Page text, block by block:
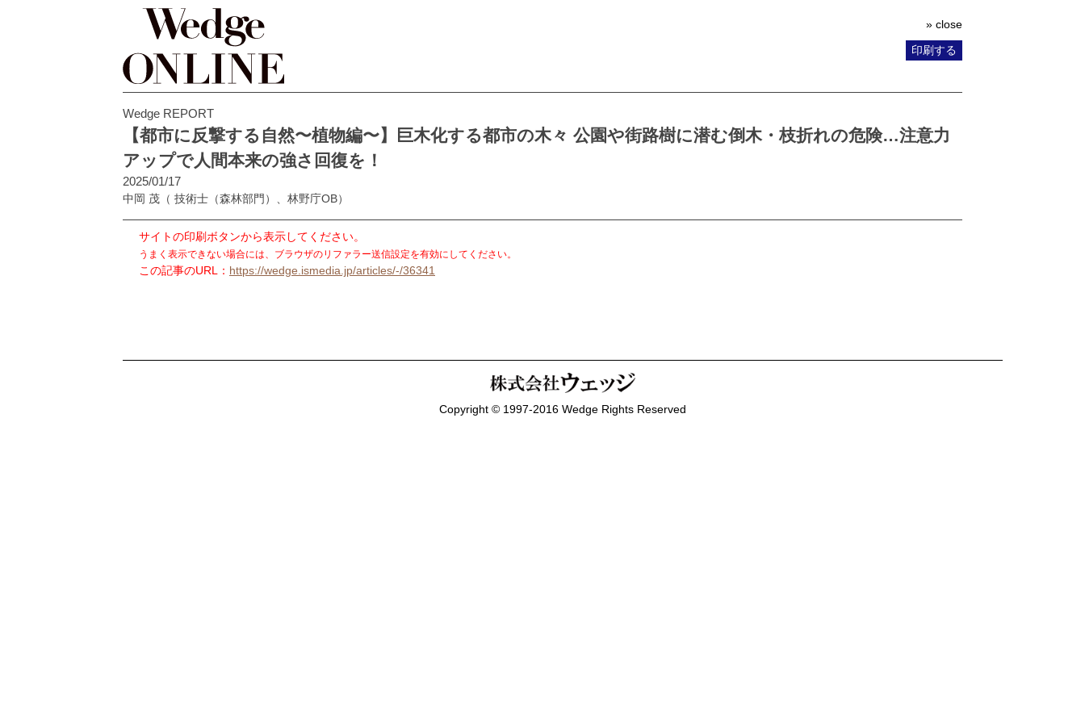
» close
印刷する
Wedge REPORT
【都市に反撃する自然〜植物編〜】巨木化する都市の木々 公園や街路樹に潜む倒木・枝折れの危険…注意力
アップで人間本来の強さ回復を！
2025/01/17
中岡 茂 （ 技術士（森林部門）、林野庁OB）
サイトの印刷ボタンから表示してください。
うまく表示できない場合には、ブラウザのリファラー送信設定を有効にしてください。
この記事のURL： https://wedge.ismedia.jp/articles/-/36341
Copyright © 1997-2016 Wedge Rights Reserved